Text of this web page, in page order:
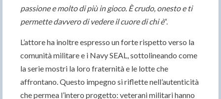
passione e molto di più in gioco. È crudo, onesto e ti
permette davvero di vedere il cuore di chi è“.
L’attore ha inoltre espresso un forte rispetto verso la
comunità militare e i Navy SEAL, sottolineando come
la serie mostri la loro fraternità e le lotte che
affrontano. Questo impegno si riflette nell’autenticità
che permea l’intero progetto: veterani militari hanno